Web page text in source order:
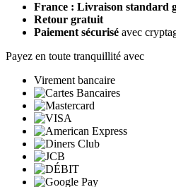
France : Livraison standard
Retour gratuit
Paiement sécurisé avec
Payez en toute tranquillité avec
Virement bancaire